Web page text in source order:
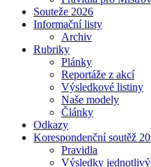
Souteže 2026
Informační listy
Archiv
Rubriky
Plánky
Reportáže z akcí
Výsledkové listiny
Naše modely
Články
Odkazy
Korespondenční soutěž
Pravidla
Výsledky